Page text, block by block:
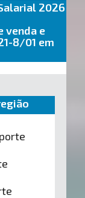
2026
venda e
8/01 em